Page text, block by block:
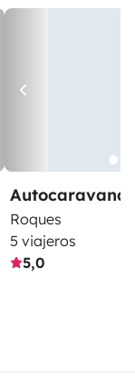
Autocaravana
Roques
5 viajeros
5,0